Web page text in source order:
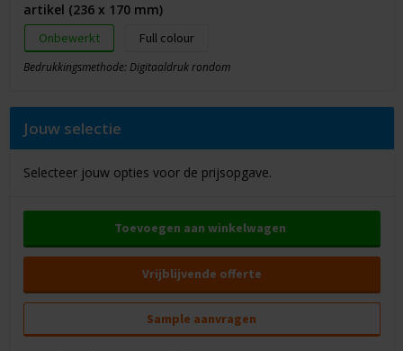
artikel (236 x 170 mm)
Onbewerkt Full colour
Bedrukkingsmethode: Digitaaldruk rondom
Jouw selectie
Selecteer jouw opties voor de prijsopgave.
Toevoegen aan winkelwagen
Vrijblijvende offerte
Sample aanvragen